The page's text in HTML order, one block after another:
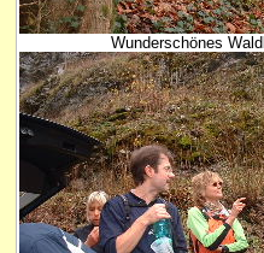
Wunderschönes